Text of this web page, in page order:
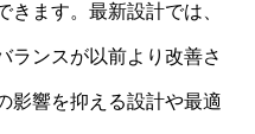
きます。最新設計では、
ランスが以前より改善さ
影響を抑える設計や最適